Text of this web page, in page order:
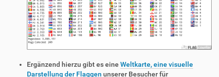
Ergänzend hierzu gibt es eine Weltkarte, eine visuelle
Darstellung der Flaggen unserer Besucher für